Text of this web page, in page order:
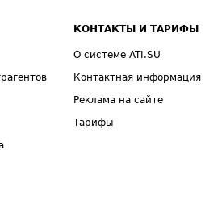
КОНТАКТЫ И ТАРИФЫ
О системе ATI.SU
Контактная информация
Реклама на сайте
Тарифы